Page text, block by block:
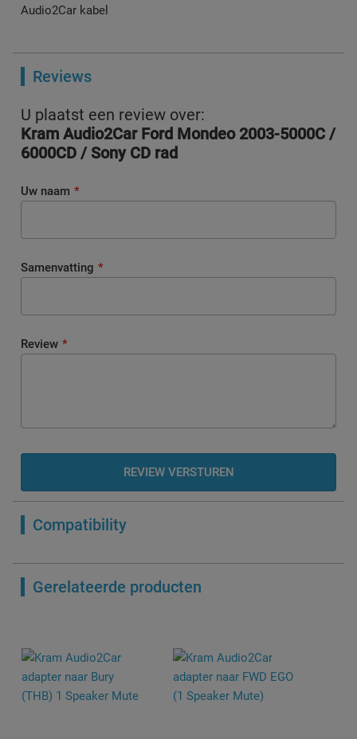
Audio2Car kabel
Reviews
U plaatst een review over:
Kram Audio2Car Ford Mondeo 2003-5000C /
6000CD / Sony CD rad
Uw naam
Samenvatting
Review
REVIEW VERSTUREN
Compatibility
Gerelateerde producten